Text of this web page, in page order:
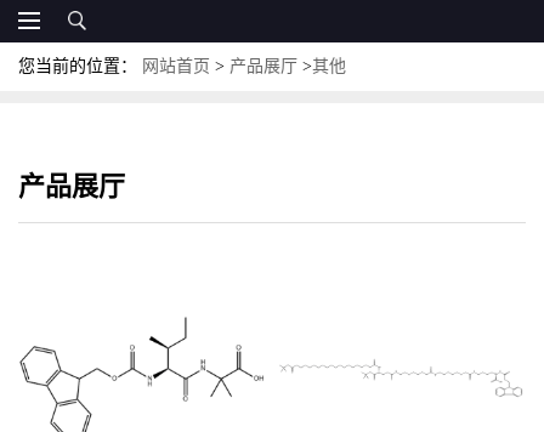
您当前的位置： 网站首页 > 产品展厅 >其他
产品展厅